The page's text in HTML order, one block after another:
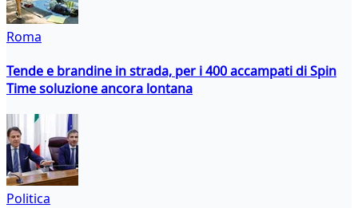
Roma
Tende e brandine in strada, per i 400 accampati di Spin
Time soluzione ancora lontana
Politica